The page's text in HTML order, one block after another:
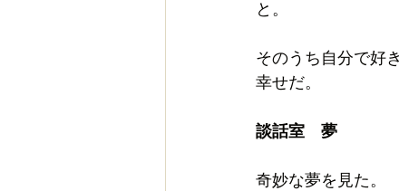
と。
そのうち自分で好
幸せだ。
談話室　夢
奇妙な夢を見た。